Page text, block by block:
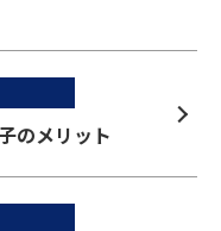
のメリット